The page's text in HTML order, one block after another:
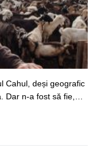
Cahul, deși geografic
Dar n-a fost să fie,…